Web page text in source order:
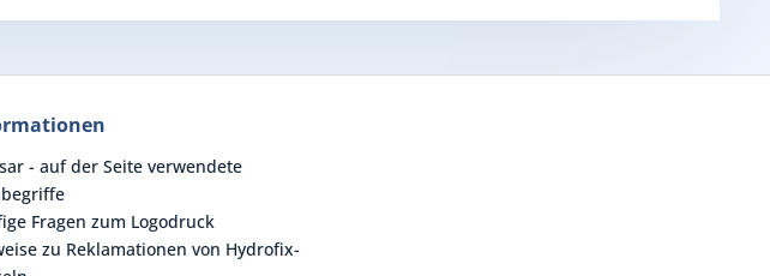
- auf der Seite verwendete
Fragen zum Logodruck
zu Reklamationen von Hydrofix-